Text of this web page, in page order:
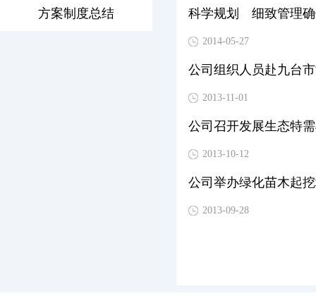
方案制度总结 科学规划 细致管理确
2014-05-27
公司组织人员赴九台
2013-11-01
公司召开发展生态特
2013-10-12
公司举办绿化苗木起
2013-09-28